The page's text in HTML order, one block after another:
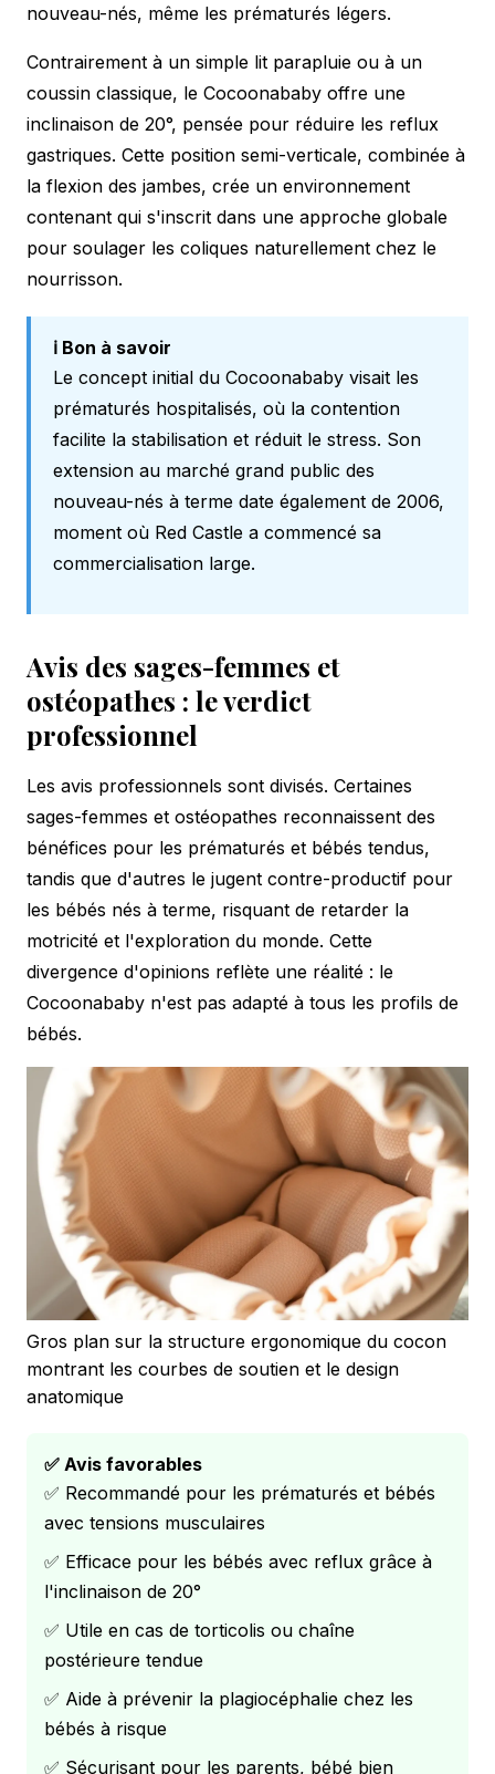
nouveau-nés, même les prématurés légers.
Contrairement à un simple lit parapluie ou à un
coussin classique, le Cocoonababy offre une
inclinaison de 20°, pensée pour réduire les reflux
gastriques. Cette position semi-verticale, combinée à
la flexion des jambes, crée un environnement
contenant qui s'inscrit dans une approche globale
pour soulager les coliques naturellement chez le
nourrisson.
ℹ️ Bon à savoir
Le concept initial du Cocoonababy visait les
prématurés hospitalisés, où la contention
facilite la stabilisation et réduit le stress. Son
extension au marché grand public des
nouveau-nés à terme date également de 2006,
moment où Red Castle a commencé sa
commercialisation large.
Avis des sages-femmes et
ostéopathes : le verdict
professionnel
Les avis professionnels sont divisés. Certaines
sages-femmes et ostéopathes reconnaissent des
bénéfices pour les prématurés et bébés tendus,
tandis que d'autres le jugent contre-productif pour
les bébés nés à terme, risquant de retarder la
motricité et l'exploration du monde. Cette
divergence d'opinions reflète une réalité : le
Cocoonababy n'est pas adapté à tous les profils de
bébés.
Gros plan sur la structure ergonomique du cocon
montrant les courbes de soutien et le design
anatomique
✅ Avis favorables
✅ Recommandé pour les prématurés et bébés
avec tensions musculaires
✅ Efficace pour les bébés avec reflux grâce à
l'inclinaison de 20°
✅ Utile en cas de torticolis ou chaîne
postérieure tendue
✅ Aide à prévenir la plagiocéphalie chez les
bébés à risque
✅ Sécurisant pour les parents, bébé bien